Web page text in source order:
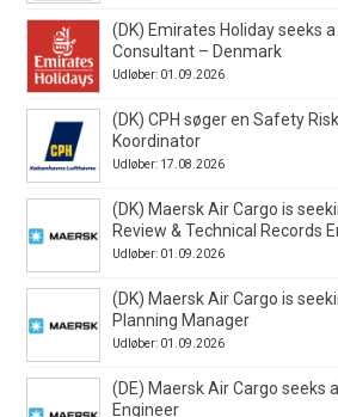
(DK) Emirates Holiday seeks
Consultant – Denmark
Udløber: 01.09.2026
(DK) CPH søger en Safety
Koordinator
Udløber: 17.08.2026
(DK) Maersk Air Cargo is
Review & Technical Records
Udløber: 01.09.2026
(DK) Maersk Air Cargo is
Planning Manager
Udløber: 01.09.2026
(DE) Maersk Air Cargo seeks
Engineer